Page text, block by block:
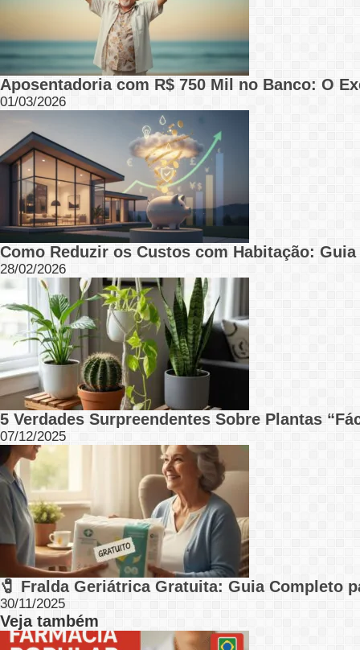
Aposentadoria com R$ 750 Mil no Banco: O
01/03/2026
Como Reduzir os Custos com Habitação:
28/02/2026
5 Verdades Surpreendentes Sobre Plantas
07/12/2025
🧷 Fralda Geriátrica Gratuita: Guia Completo
30/11/2025
Veja também